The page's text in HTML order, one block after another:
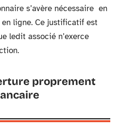
s’avère nécessaire en
ligne. Ce justificatif est
ledit associé n’exerce
proprement